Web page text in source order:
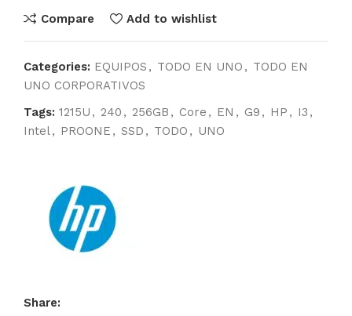
Compare Add to wishlist
Categories: EQUIPOS , TODO EN UNO , TODO EN
UNO CORPORATIVOS
Tags: 1215U , 240 , 256GB , Core , EN , G9 , HP , I3 ,
Intel, PROONE , SSD , TODO , UNO
Share: